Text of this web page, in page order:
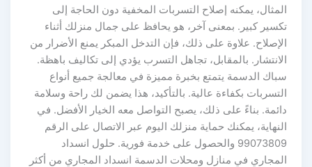
المثال، يمكنه إصلاح التسربات المخفية دون الحاجة إلى
تكسير كبير. بمعنى آخر، هو يحافظ على جمال منزلك أثناء
الإصلاح. علاوة على ذلك، فإن التدخل المبكر يمنع الأضرار من
الانتشار. بالمقابل، تجاهل التسرب يؤدي إلى تكاليف باهظة.
سباك الدسمة يتمتع بخبرة مميزة في معالجة جميع أنواع
التسربات بكفاءة عالية. بالتأكيد، هذا يضمن لك راحة وسلامة
دائمة. بناءً على ذلك، يصبح التواصل معه الخيار الأفضل. في
النهاية، يمكنك حماية منزلك اليوم عبر الاتصال على الرقم
99073809 والحصول على خدمة فورية. حلول انسداد
المجاري في منازل ومحلات الدسمة انسداد المجاري من أكثر